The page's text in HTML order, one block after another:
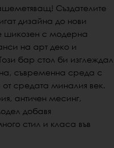
Създателите
дизайна до нови
шикозен с модерна
на арт деко и
бар стол би изглеждал
съвременна среда с
средата миналия век.
античен месинг,
добавя
стил и класа във